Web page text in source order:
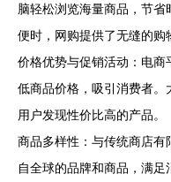
脑轻松浏览海量商品，节
便时，网购提供了无缝的购
价格优势与促销活动：电
低商品价格，吸引消费者。
用户发现性价比高的产品。
商品多样性：与传统商店
自全球的品牌和商品，满